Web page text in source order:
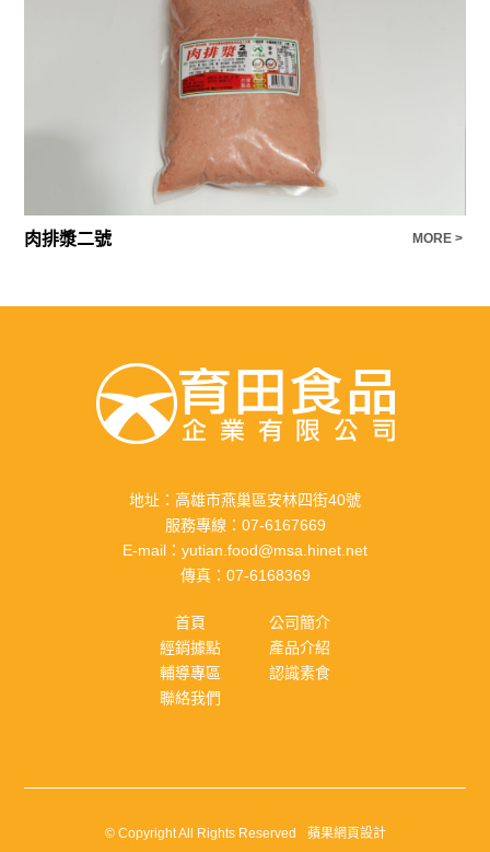
肉排漿二號 MORE >
地址： 高雄市燕巢區安林四街40號
服務專線： 07-6167669
E-mail： yutian.food@msa.hinet.net
傳真： 07-6168369
首頁
公司簡介
經銷據點
產品介紹
輔導專區
認識素食
聯絡我們
© Copyright All Rights Reserved 蘋果網頁設計